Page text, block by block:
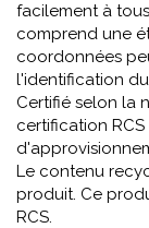
facilement à
comprend une
coordonnées
l'identification
Certifié selon la
certification
Le contenu
produit. Ce
RCS.